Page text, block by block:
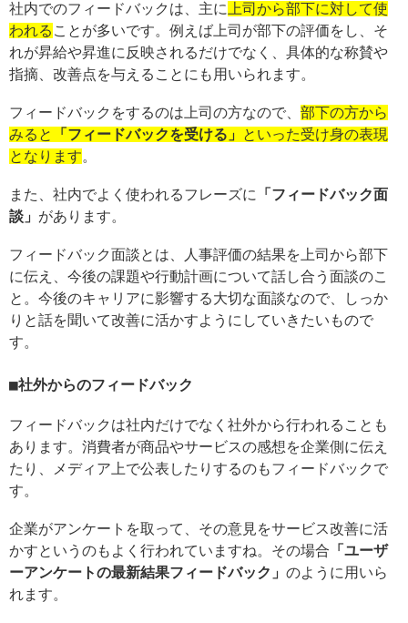
社内でのフィードバックは、主に 上司から部下に対して使
われる ことが多いです。例えば上司が部下の評価をし、そ
れが昇給や昇進に反映されるだけでなく、具体的な称賛や
指摘、改善点を与えることにも用いられます。
フィードバックをするのは上司の方なので、 部下の方から
みると
「フィードバックを受ける」
といった受け身の表現
となります。
また、社内でよく使われるフレーズに
「フィードバック面
談」 があります。
フィードバック面談とは、人事評価の結果を上司から部下
に伝え、今後の課題や行動計画について話し合う面談のこ
と。今後のキャリアに影響する大切な面談なので、しっか
りと話を聞いて改善に活かすようにしていきたいもので
す。
社外からのフィードバック
フィードバックは社内だけでなく社外から行われることも
あります。消費者が商品やサービスの感想を企業側に伝え
たり、メディア上で公表したりするのもフィードバックで
す。
企業がアンケートを取って、その意見をサービス改善に活
かすというのもよく行われていますね。その場合 「ユーザ
ーアンケートの最新結果フィードバック」 のように用いら
れます。